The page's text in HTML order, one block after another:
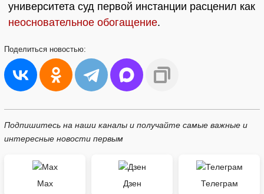
университета суд первой инстанции расценил как
неосновательное обогащение.
Поделиться новостью:
Подпишитесь на наши каналы и получайте самые важные и
интересные новости первым
Max Дзен Телеграм